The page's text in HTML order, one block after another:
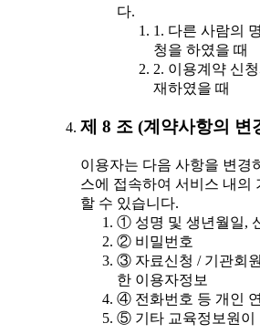
다.
1. 다른 사람의
청을 하였을 때
2. 이용계약 신
재하였을 때
제 8 조 (계약사항의 변
이용자는 다음 사항을 변경
스에 접속하여 서비스 내의
할 수 있습니다.
① 성명 및 생년월일,
② 비밀번호
③ 자료신청 / 기관회
한 이용자정보
④ 전화번호 등 개인
⑤ 기타 교육정보원이